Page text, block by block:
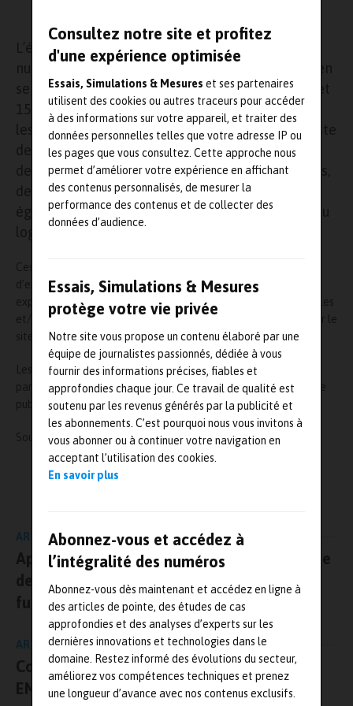
Consultez notre site et profitez
d'une expérience optimisée
Essais, Simulations & Mesures et ses partenaires
utilisent des cookies ou autres traceurs pour accéder
à des informations sur votre appareil, et traiter des
données personnelles telles que votre adresse IP ou
les pages que vous consultez. Cette approche nous
permet d’améliorer votre expérience en affichant
des contenus personnalisés, de mesurer la
performance des contenus et de collecter des
données d’audience.
Essais, Simulations & Mesures
protège votre vie privée
Notre site vous propose un contenu élaboré par une
équipe de journalistes passionnés, dédiée à vous
fournir des informations précises, fiables et
approfondies chaque jour. Ce travail de qualité est
soutenu par les revenus générés par la publicité et
les abonnements. C’est pourquoi nous vous invitons à
vous abonner ou à continuer votre navigation en
acceptant l’utilisation des cookies.
En savoir plus
Abonnez-vous et accédez à
l’intégralité des numéros
Abonnez-vous dès maintenant et accédez en ligne à
des articles de pointe, des études de cas
approfondies et des analyses d’experts sur les
dernières innovations et technologies dans le
domaine. Restez informé des évolutions du secteur,
améliorez vos compétences techniques et prenez
une longueur d’avance avec nos contenus exclusifs.
L’éditeur américain de logiciels de simulation
numérique a décidé que cet évènement européen
se tiendra pour la première fois en ligne, les 14 et
15 octobre prochains. Lors de cette conférence,
les participants pourront depuis leur propre poste
de travail assister, entre autres, à
des présentations Utilisateurs, des Tables rondes,
des Tech Cafés et des Minicours. Ils pourront
également découvrir les dernières nouveautés du
logiciel
Ces deux journées seront l’occasion pour les présentateurs
d’exposer mondialement leurs travaux par le biais d’une
exposition virtuelle et de session d’affichages. Le dépôt d’articles
et/ou posters et les inscriptions sont d’ores et déjà ouvertes sur le
site :
https://www.comsol.fr/conference/europe.
Les articles et posters acceptés pourront être vus par des
participants du monde entier. De plus, les articles seront ensuite
publiés en ligne pour être accessibles de façon très large.
Source :https://www.comsol.fr/conference/europe
L'AUTEUR
ARTICLE PRÉCÉDENT
Après une bonne année 2019, le Cetiat tente
de surmonter la crise grâce à l’industrie du
futur
ARTICLE SUIVANT
Coup d’envoi de l’appel à projets PME by
EMC2 2020